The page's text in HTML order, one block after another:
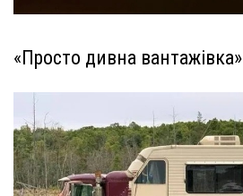
«Просто дивна вантажівка»